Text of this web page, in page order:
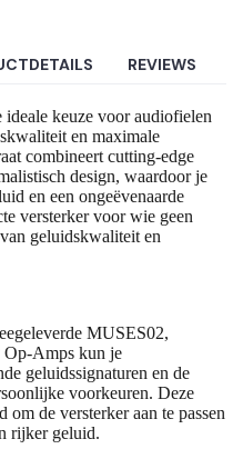
REVIEWS
ideale keuze voor audiofielen
en maximale
combineert cutting-edge
design, waardoor je
en een ongeëvenaarde
versterker voor wie geen
geluidskwaliteit en
MUSES02,
Op-Amps kun je
geluidssignaturen en de
voorkeuren. Deze
de versterker aan te passen
rijker geluid.